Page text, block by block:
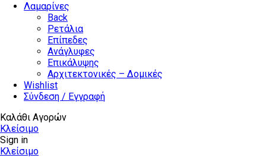
Λαμαρίνες
Back
Ρετάλια
Επίπεδες
Ανάγλυφες
Επικάλυψης
Αρχιτεκτονικές – Δομικές
Wishlist
Σύνδεση / Εγγραφή
Καλάθι Αγορών
Κλείσιμο
Sign in
Κλείσιμο